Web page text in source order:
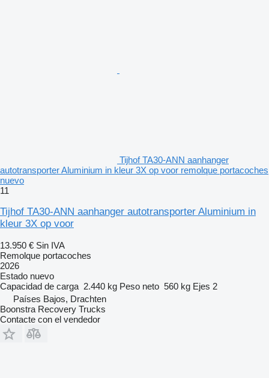
Tijhof TA30-ANN aanhanger
autotransporter Aluminium in kleur 3X op voor remolque portacoches
nuevo
11
Tijhof TA30-ANN aanhanger autotransporter Aluminium in
kleur 3X op voor
13.950 € Sin IVA
Remolque portacoches
2026
Estado nuevo
Capacidad de carga 2.440 kg Peso neto 560 kg Ejes 2
Países Bajos, Drachten
Boonstra Recovery Trucks
Contacte con el vendedor